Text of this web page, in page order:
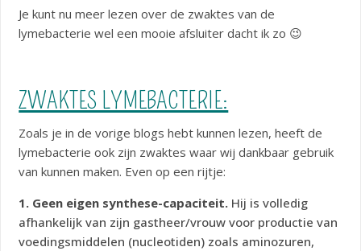
Je kunt nu meer lezen over de zwaktes van de
lymebacterie wel een mooie afsluiter dacht ik zo 😉
ZWAKTES LYMEBACTERIE:
Zoals je in de vorige blogs hebt kunnen lezen, heeft de
lymebacterie ook zijn zwaktes waar wij dankbaar gebruik
van kunnen maken. Even op een rijtje:
1. Geen eigen synthese-capaciteit. Hij is volledig
afhankelijk van zijn gastheer/vrouw voor productie van
voedingsmiddelen (nucleotiden) zoals aminozuren,